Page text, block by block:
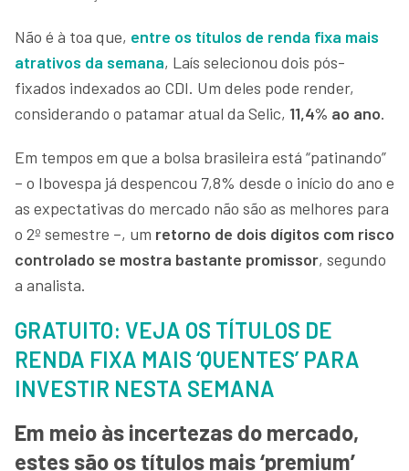
Não é à toa que, entre os títulos de renda fixa mais
atrativos da semana, Laís selecionou dois pós-
fixados indexados ao CDI. Um deles pode render,
considerando o patamar atual da Selic, 11,4% ao ano.
Em tempos em que a bolsa brasileira está “patinando”
– o Ibovespa já despencou 7,8% desde o início do ano e
as expectativas do mercado não são as melhores para
o 2º semestre –, um retorno de dois dígitos com risco
controlado se mostra bastante promissor, segundo
a analista.
GRATUITO: VEJA OS TÍTULOS DE
RENDA FIXA MAIS ‘QUENTES’ PARA
INVESTIR NESTA SEMANA
Em meio às incertezas do mercado,
estes são os títulos mais ‘premium’